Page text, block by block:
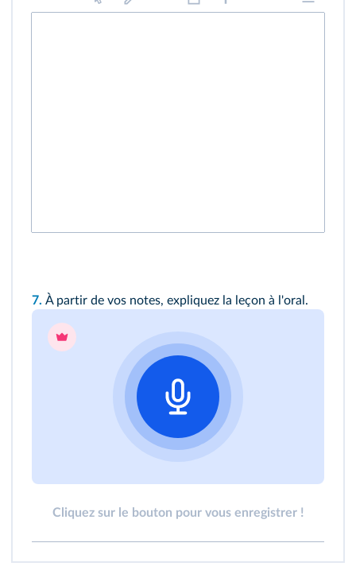
7. À partir de vos notes, expliquez la leçon à l'oral.
Cliquez sur le bouton pour vous enregistrer !